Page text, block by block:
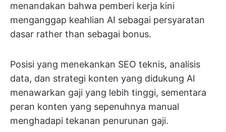
menandakan bahwa pemberi kerja kini
menganggap keahlian AI sebagai persyaratan
dasar rather than sebagai bonus.
Posisi yang menekankan SEO teknis, analisis
data, dan strategi konten yang didukung AI
menawarkan gaji yang lebih tinggi, sementara
peran konten yang sepenuhnya manual
menghadapi tekanan penurunan gaji.